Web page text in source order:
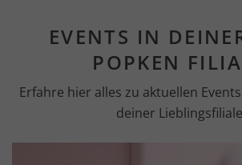
EVENTS IN
POPKEN
Erfahre hier alles zu aktuellen
deiner Lieblingsfiliale